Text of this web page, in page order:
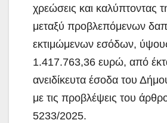
χρεώσεις και καλύπτοντας
μεταξύ προβλεπόμενων
εκτιμώμενων εσόδων,
1.417.763,36 ευρώ, από
ανειδίκευτα έσοδα του
με τις προβλέψεις του
5233/2025.